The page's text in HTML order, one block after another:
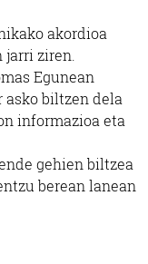
akordioa
ziren.
Egunean
asko biltzen dela
informazioa eta
gehien biltzea
berean lanean